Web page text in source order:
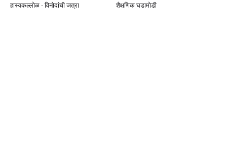
हास्यकल्लोळ - विनोदांची जत्रा
शैक्षणिक घडामोडी